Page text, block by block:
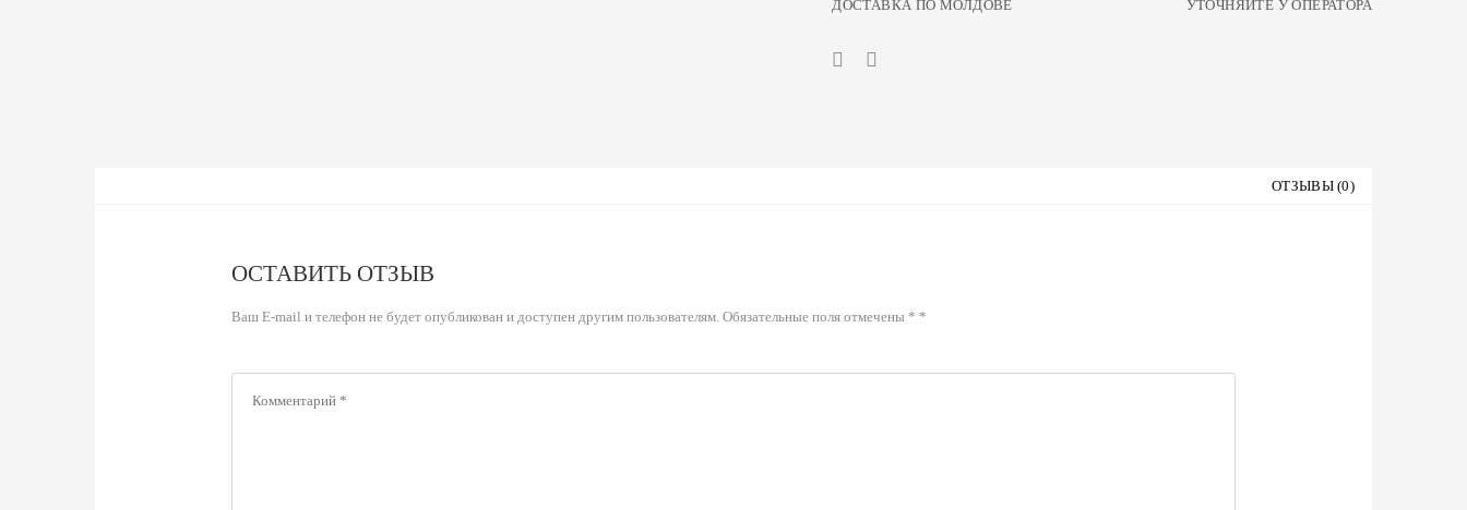
ДОСТАВКА ПО МОЛДОВЕ
УТОЧНЯЙТЕ У ОПЕРАТОРА
ОТЗЫВЫ (0)
ОСТАВИТЬ ОТЗЫВ
Ваш E-mail и телефон не будет опубликован и доступен другим пользователям. Обязательные поля отмечены * *